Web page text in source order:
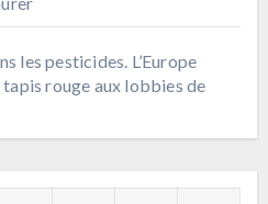
les pesticides. L’Europe
rouge aux lobbies de